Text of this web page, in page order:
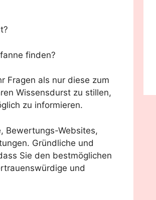
finden?
Fragen als nur diese zum
Wissensdurst zu stillen,
zu informieren.
Bewertungs-Websites,
Gründliche und
Sie den bestmöglichen
und